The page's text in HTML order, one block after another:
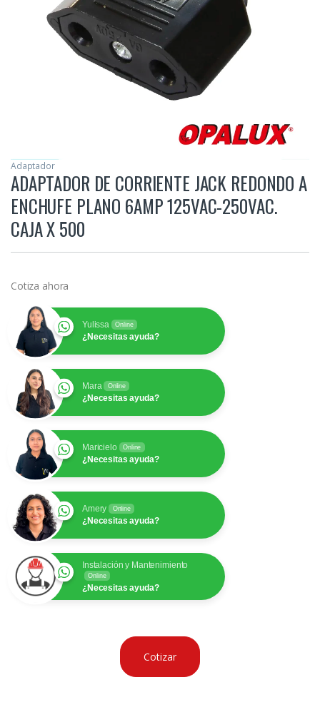
Adaptador
ADAPTADOR DE CORRIENTE JACK REDONDO A
ENCHUFE PLANO 6AMP 125VAC-250VAC.
CAJA X 500
Cotiza ahora
Yulissa Online
¿Necesitas ayuda?
Mara Online
¿Necesitas ayuda?
Maricielo Online
¿Necesitas ayuda?
Amery Online
¿Necesitas ayuda?
Instalación y Mantenimiento
Online
¿Necesitas ayuda?
Cotizar